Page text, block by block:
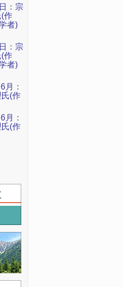
：宗
作
者)
：宗
作
者)
月：
(作
月：
(作